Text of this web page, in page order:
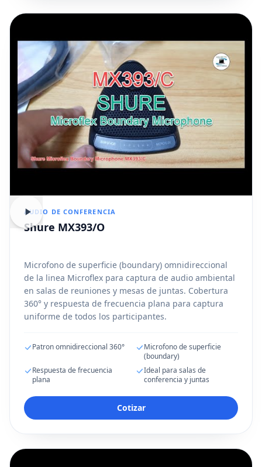
AUDIO DE CONFERENCIA
Shure MX393/O
Microfono de superficie (boundary) omnidireccional
de la linea Microflex para captura de audio ambiental
en salas de reuniones y mesas de juntas. Cobertura
360° y respuesta de frecuencia plana para captura
uniforme de todos los participantes.
Patron omnidireccional 360°
Microfono de superficie
(boundary)
Respuesta de frecuencia
plana
Ideal para salas de
conferencia y juntas
Cotizar